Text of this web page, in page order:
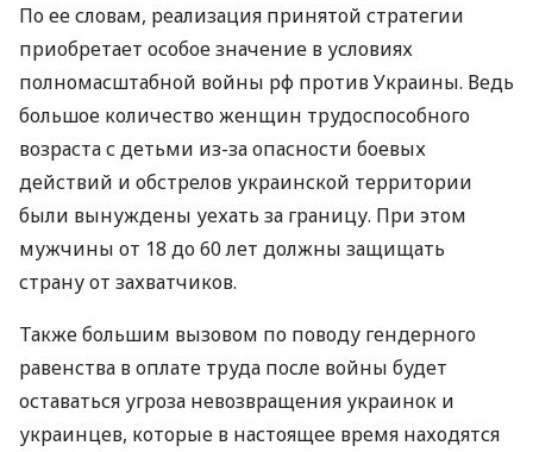
По ее словам, реализация принятой стратегии
приобретает особое значение в условиях
полномасштабной войны рф против Украины. Ведь
большое количество женщин трудоспособного
возраста с детьми из-за опасности боевых
действий и обстрелов украинской территории
были вынуждены уехать за границу. При этом
мужчины от 18 до 60 лет должны защищать
страну от захватчиков.
Также большим вызовом по поводу гендерного
равенства в оплате труда после войны будет
оставаться угроза невозвращения украинок и
украинцев, которые в настоящее время находятся